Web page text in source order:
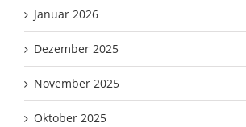
Januar 2026
Dezember 2025
November 2025
Oktober 2025